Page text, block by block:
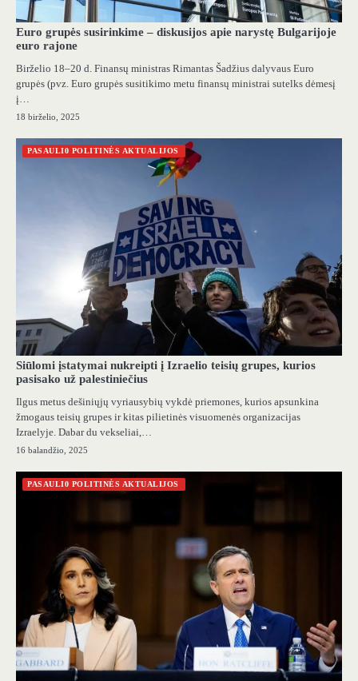
Euro grupės susirinkime – diskusijos apie narystę Bulgarijoje
euro rajone
Birželio 18–20 d. Finansų ministras Rimantas Šadžius dalyvaus Euro
grupės (pvz. Euro grupės susitikimo metu finansų ministrai sutelks dėmesį
į…
18 birželio, 2025
PASAULI0 POLITINĖS AKTUALIJOS
Siūlomi įstatymai nukreipti į Izraelio teisių grupes, kurios
pasisako už palestiniečius
Ilgus metus dešiniųjų vyriausybių vykdė priemones, kurios apsunkina
žmogaus teisių grupes ir kitas pilietinės visuomenės organizacijas
Izraelyje. Dabar du vekseliai,…
16 balandžio, 2025
PASAULI0 POLITINĖS AKTUALIJOS